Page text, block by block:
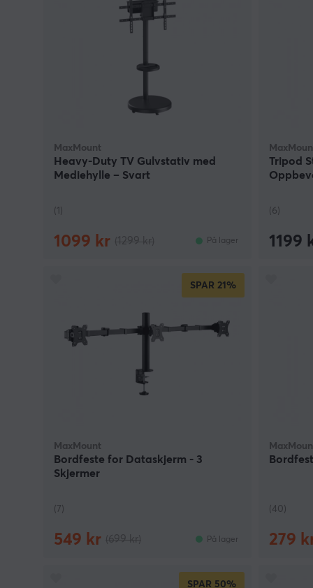
MaxMount
Heavy-Duty TV Gulvstativ med
Mediehylle – Svart
(1)
1099 kr På lager
Tripod
(6)
1199
SPAR 21%
MaxMount
Bordfeste for Dataskjerm - 3
Skjermer
(7)
549 kr På lager
(40)
279
SPAR 50%